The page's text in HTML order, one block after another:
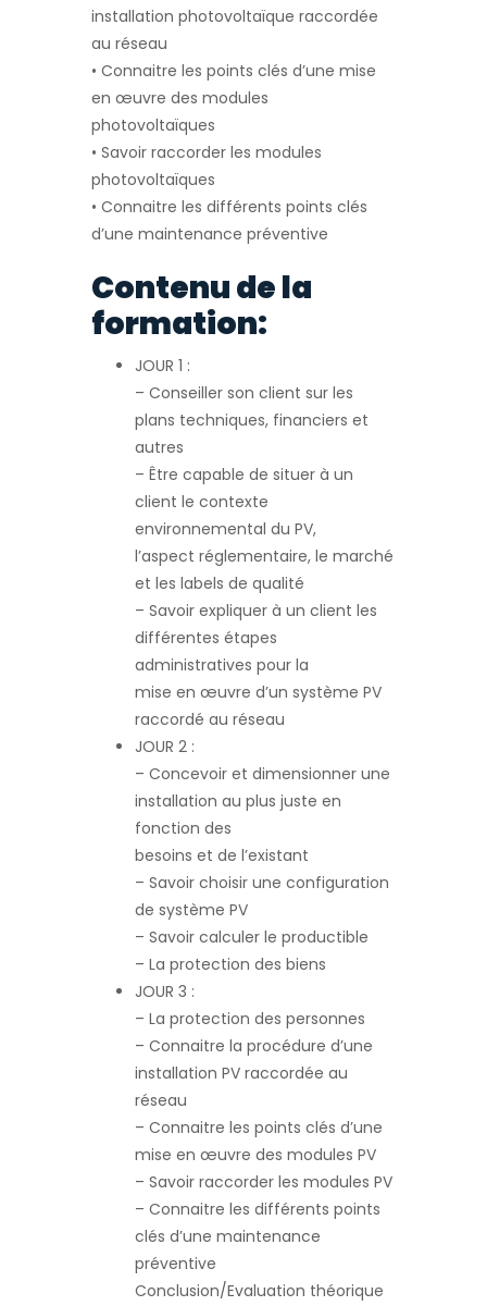
installation photovoltaïque raccordée
au réseau
• Connaitre les points clés d’une mise
en œuvre des modules
photovoltaïques
• Savoir raccorder les modules
photovoltaïques
• Connaitre les différents points clés
d’une maintenance préventive
Contenu de la
formation:
JOUR 1 :
– Conseiller son client sur les
plans techniques, financiers et
autres
– Être capable de situer à un
client le contexte
environnemental du PV,
l’aspect réglementaire, le marché
et les labels de qualité
– Savoir expliquer à un client les
différentes étapes
administratives pour la
mise en œuvre d’un système PV
raccordé au réseau
JOUR 2 :
– Concevoir et dimensionner une
installation au plus juste en
fonction des
besoins et de l’existant
– Savoir choisir une configuration
de système PV
– Savoir calculer le productible
– La protection des biens
JOUR 3 :
– La protection des personnes
– Connaitre la procédure d’une
installation PV raccordée au
réseau
– Connaitre les points clés d’une
mise en œuvre des modules PV
– Savoir raccorder les modules PV
– Connaitre les différents points
clés d’une maintenance
préventive
Conclusion/Evaluation théorique